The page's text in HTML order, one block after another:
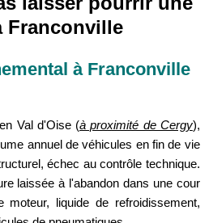
Franconville
à Franconville
Val d'Oise (à proximité de Cergy),
annuel de véhicules en fin de vie
échec au contrôle technique.
laissée à l'abandon dans une cour
moteur, liquide de refroidissement,